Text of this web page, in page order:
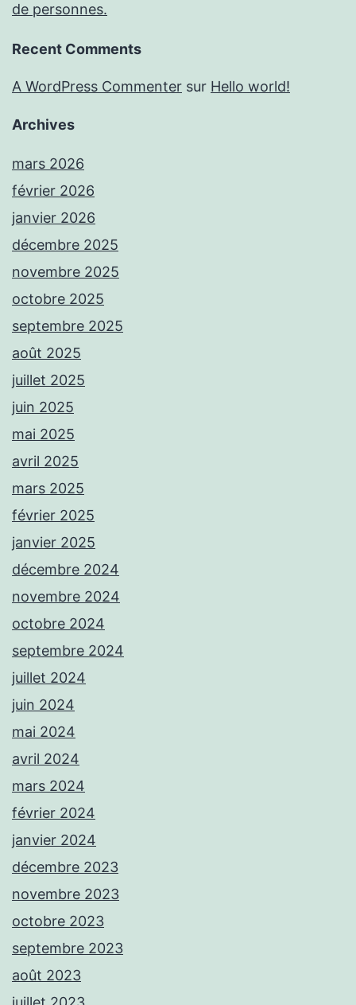
de personnes.
Recent Comments
A WordPress Commenter sur Hello world!
Archives
mars 2026
février 2026
janvier 2026
décembre 2025
novembre 2025
octobre 2025
septembre 2025
août 2025
juillet 2025
juin 2025
mai 2025
avril 2025
mars 2025
février 2025
janvier 2025
décembre 2024
novembre 2024
octobre 2024
septembre 2024
juillet 2024
juin 2024
mai 2024
avril 2024
mars 2024
février 2024
janvier 2024
décembre 2023
novembre 2023
octobre 2023
septembre 2023
août 2023